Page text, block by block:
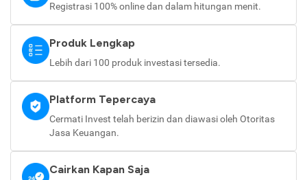
Registrasi 100% online dan dalam hitungan menit.
Produk Lengkap
Lebih dari 100 produk investasi tersedia.
Platform Tepercaya
Cermati Invest telah berizin dan diawasi oleh Otoritas
Jasa Keuangan.
Cairkan Kapan Saja